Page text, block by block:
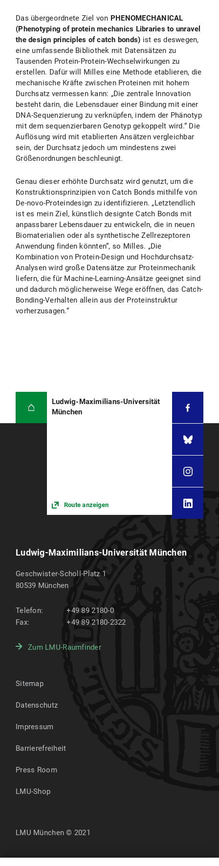
Das übergeordnete Ziel von PHENOMECHANICAL
(Phenotyping of protein mechanics Libraries to unravel
the design principles of catch bonds) ist es deswegen,
eine umfassende Bibliothek mit Datensätzen zu
Tausenden Protein-Protein-Wechselwirkungen zu
erstellen. Dafür will Milles eine Methode etablieren, die
mechanische Kräfte zwischen Proteinen mit hohem
Durchsatz vermessen kann: „Die zentrale Innovation
besteht darin, die Lebensdauer einer Bindung mit einer
DNA-Sequenzierung zu verknüpfen, indem der Phänotyp
mit dem sequenzierbaren Genotyp gekoppelt wird.“ Die
Auflösung wird mit etablierten Ansätzen vergleichbar
sein, der Durchsatz jedoch um mindestens zwei
Größenordnungen beschleunigt.
Genau dieser erhöhte Durchsatz wird genutzt, um die
Konstruktionsprinzipien von Catch Bonds mithilfe von
De-novo-Proteindesign zu identifizieren. „Letztendlich
ist es mein Ziel, künstlich designte Catch Bonds mit
anpassbarer Lebensdauer zu entwickeln, die in neuen
Biomaterialien oder als synthetische Zellrezeptoren
Anwendung finden könnten“, so Milles. „Die
Kombination von Protein-Design und Hochdurchsatz-
Analysen wird große Datensätze zur Proteinmechanik
liefern, die für Machine-Learning-Ansätze geeignet sind
und dadurch möglicherweise Wege eröffnen, das Catch-
Bonding-Verhalten allein aus der Proteinstruktur
vorherzusagen.“
Ludwig-Maximilians-Universität
München
Route anzeigen
Ludwig-Maximilians-Universität München
Geschwister-Scholl-Platz 1
80539 München
Telefon:
+49 89 2180-0
Fax:
+49 89 2180-2322
Zum LMU-Raumfinder
Sitemap
Datenschutz
Impressum
Barrierefreiheit
Press Room
LMU-Shop
LMU München © 2021